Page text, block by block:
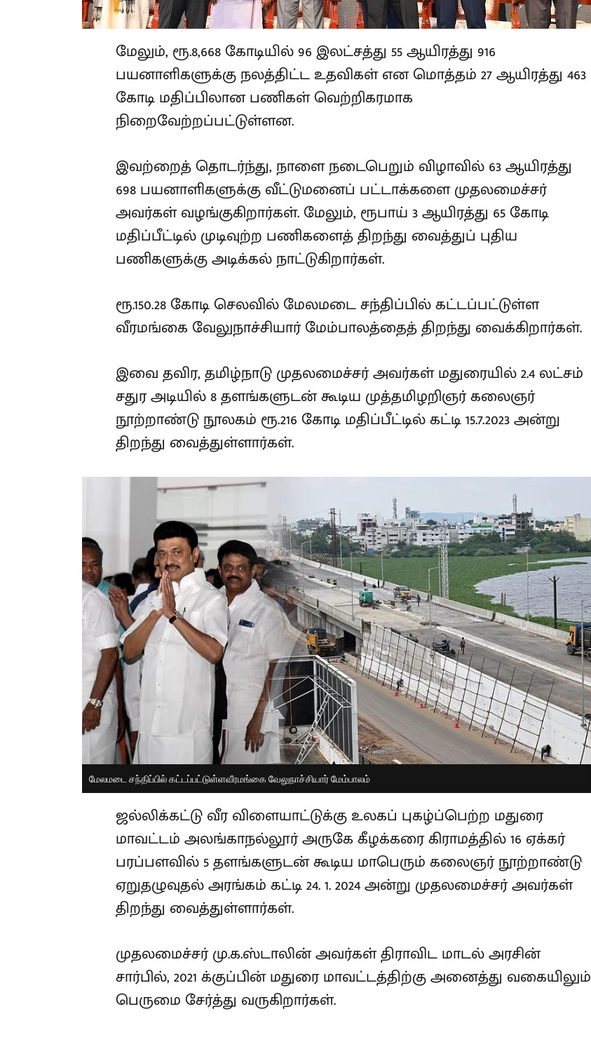
மேலும், ரூ.8,668 கோடியில் 96 இலட்சத்து 55 ஆயிரத்து 916
பயனாளிகளுக்கு நலத்திட்ட உதவிகள் என மொத்தம் 27 ஆயிரத்து 463
கோடி மதிப்பிலான பணிகள் வெற்றிகரமாக
நிறைவேற்றப்பட்டுள்ளன.
இவற்றைத் தொடர்ந்து, நாளை நடைபெறும் விழாவில் 63 ஆயிரத்து
698 பயனாளிகளுக்கு வீட்டுமனைப் பட்டாக்களை முதலமைச்சர்
அவர்கள் வழங்குகிறார்கள். மேலும், ரூபாய் 3 ஆயிரத்து 65 கோடி
மதிப்பீட்டில் முடிவுற்ற பணிகளைத் திறந்து வைத்துப் புதிய
பணிகளுக்கு அடிக்கல் நாட்டுகிறார்கள்.
ரூ.150.28 கோடி செலவில் மேலமடை சந்திப்பில் கட்டப்பட்டுள்ள
வீரமங்கை வேலுநாச்சியார் மேம்பாலத்தைத் திறந்து வைக்கிறார்கள்.
இவை தவிர, தமிழ்நாடு முதலமைச்சர் அவர்கள் மதுரையில் 2.4 லட்சம்
சதுர அடியில் 8 தளங்களுடன் கூடிய முத்தமிழறிஞர் கலைஞர்
நூற்றாண்டு நூலகம் ரூ.216 கோடி மதிப்பீட்டில் கட்டி 15.7.2023 அன்று
திறந்து வைத்துள்ளார்கள்.
மேலமடை சந்திப்பில் கட்டப்பட்டுள்ளவீரமங்கை வேலுநாச்சியார் மேம்பாலம்
ஜல்லிக்கட்டு வீர விளையாட்டுக்கு உலகப் புகழ்ப்பெற்ற மதுரை
மாவட்டம் அலங்காநல்லூர் அருகே கீழக்கரை கிராமத்தில் 16 ஏக்கர்
பரப்பளவில் 5 தளங்களுடன் கூடிய மாபெரும் கலைஞர் நூற்றாண்டு
ஏறுதழுவுதல் அரங்கம் கட்டி 24. 1. 2024 அன்று முதலமைச்சர் அவர்கள்
திறந்து வைத்துள்ளார்கள்.
முதலமைச்சர் மு.க.ஸ்டாலின் அவர்கள் திராவிட மாடல் அரசின்
சார்பில், 2021 க்குப்பின் மதுரை மாவட்டத்திற்கு அனைத்து வகையிலும்
பெருமை சேர்த்து வருகிறார்கள்.